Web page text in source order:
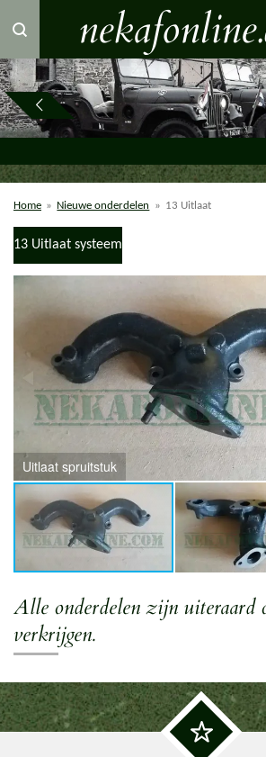
direct
naar
de
hoofdinhoud
Home » Nieuwe onderdelen » 13 Uitlaat
13 Uitlaat systeem
Uitlaat spruitstuk
Alle onderdelen zijn uiteraard
verkrijgen.